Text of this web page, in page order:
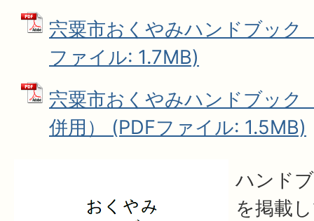
宍粟市おくやみハンドブック
ファイル: 1.7MB)
宍粟市おくやみハンドブック
併用） (PDFファイル: 1.5MB)
ハンド
を掲載